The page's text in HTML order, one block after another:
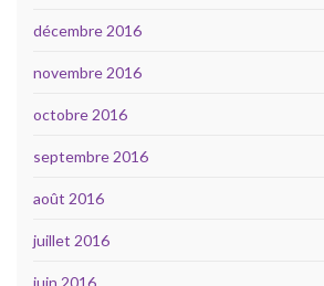
décembre 2016
novembre 2016
octobre 2016
septembre 2016
août 2016
juillet 2016